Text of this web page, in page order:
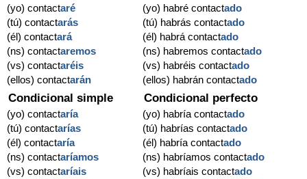
(yo) contactaré
(tú) contactarás
(él) contactará
(ns) contactaremos
(vs) contactaréis
(ellos) contactarán
(yo) habré contactado
(tú) habrás contactado
(él) habrá contactado
(ns) habremos contactado
(vs) habréis contactado
(ellos) habrán contactado
Condicional simple
(yo) contactaría
(tú) contactarías
(él) contactaría
(ns) contactaríamos
(vs) contactaríais
Condicional perfecto
(yo) habría contactado
(tú) habrías contactado
(él) habría contactado
(ns) habríamos contactado
(vs) habríais contactado